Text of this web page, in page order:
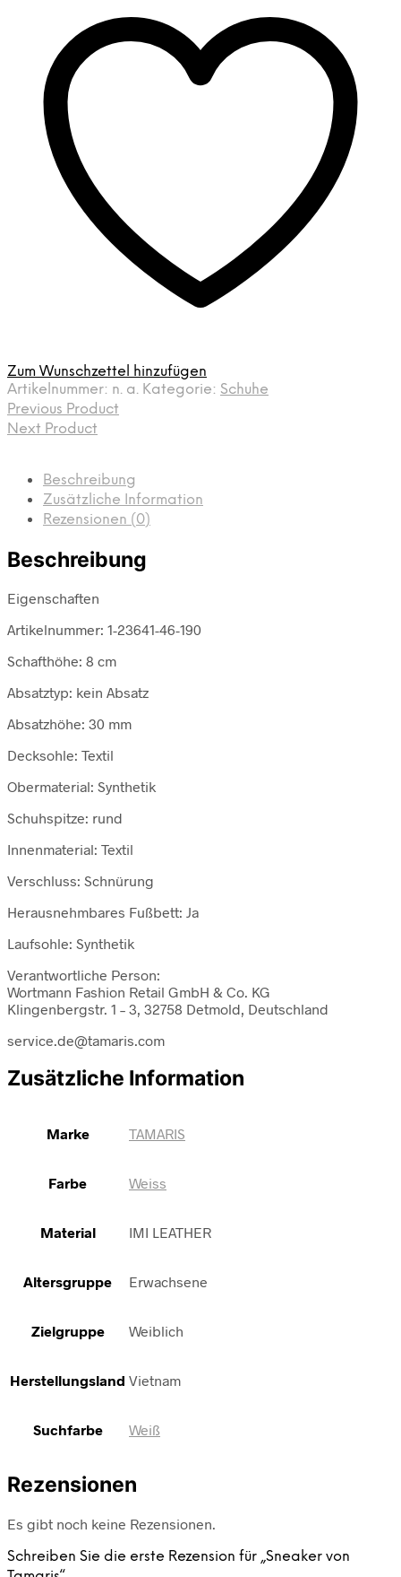
Zum Wunschzettel hinzufügen
Artikelnummer: n. a. Kategorie: Schuhe
Previous Product
Next Product
Beschreibung
Zusätzliche Information
Rezensionen (0)
Beschreibung
Eigenschaften
Artikelnummer: 1-23641-46-190
Schafthöhe: 8 cm
Absatztyp: kein Absatz
Absatzhöhe: 30 mm
Decksohle: Textil
Obermaterial: Synthetik
Schuhspitze: rund
Innenmaterial: Textil
Verschluss: Schnürung
Herausnehmbares Fußbett: Ja
Laufsohle: Synthetik
Verantwortliche Person:
Wortmann Fashion Retail GmbH & Co. KG
Klingenbergstr. 1 – 3, 32758 Detmold, Deutschland
service.de@tamaris.com
Zusätzliche Information
Marke TAMARIS
Farbe Weiss
Material IMI LEATHER
Altersgruppe Erwachsene
Zielgruppe Weiblich
Herstellungsland Vietnam
Suchfarbe Weiß
Rezensionen
Es gibt noch keine Rezensionen.
Schreiben Sie die erste Rezension für „Sneaker von